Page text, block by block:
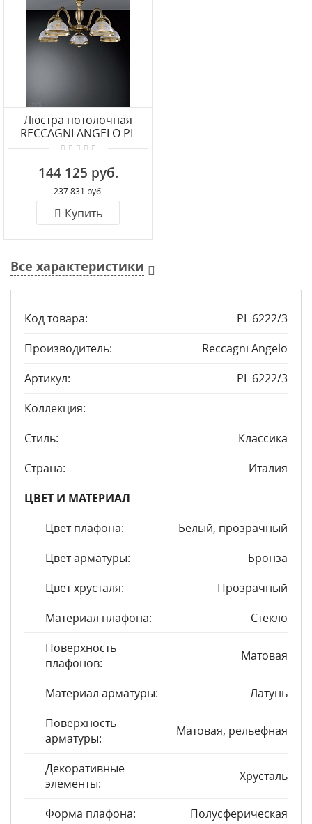
Люстра потолочная
RECCAGNI ANGELO PL
6222/5
144 125 руб.
237 831 руб.
Купить
Все характеристики
Код товара:
PL 6222/3
Производитель:
Reccagni Angelo
Артикул:
PL 6222/3
Коллекция:
Стиль:
Классика
Страна:
Италия
ЦВЕТ И МАТЕРИАЛ
Цвет плафона:
Белый, прозрачный
Цвет арматуры:
Бронза
Цвет хрусталя:
Прозрачный
Материал плафона:
Стекло
Поверхность
плафонов:
Матовая
Материал арматуры:
Латунь
Поверхность
арматуры:
Матовая, рельефная
Декоративные
элементы:
Хрусталь
Форма плафона: Полусферическая